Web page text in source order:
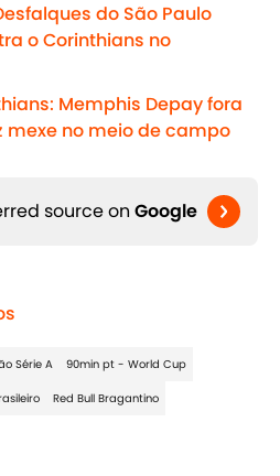
do São Paulo
o Corinthians no
Memphis Depay fora
mexe no meio de campo
source on Google
Série A 90min pt - World Cup
Red Bull Bragantino